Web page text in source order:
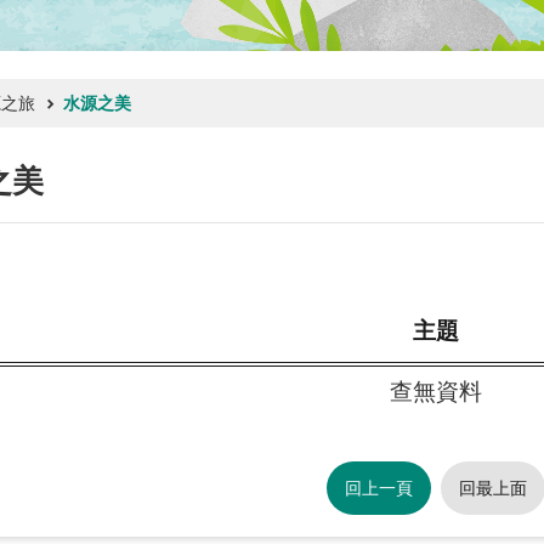
旅 水源之美
美
主題
查無資料
回上一頁 回最上面